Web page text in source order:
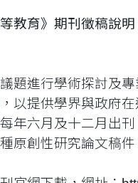
教育》期刊徵稿說
題進行學術探討及
以提供學界與政府
年六月及十二月出
原創性研究論文稿